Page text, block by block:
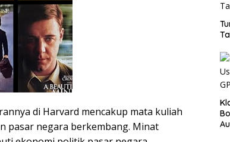
di Harvard mencakup mata kuliah
pasar negara berkembang. Minat